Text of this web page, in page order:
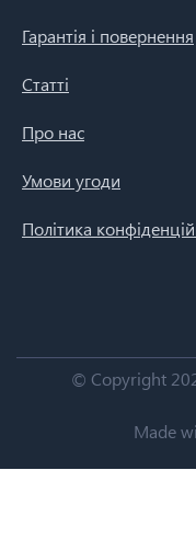
Гарантія і повернення
Статті
Про нас
Умови угоди
Політика
© Copyright
Made